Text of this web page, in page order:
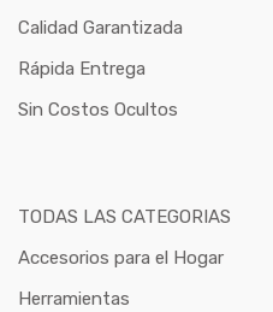
Calidad Garantizada
Rápida Entrega
Sin Costos Ocultos
TODAS LAS CATEGORIAS
Accesorios para el Hogar
Herramientas